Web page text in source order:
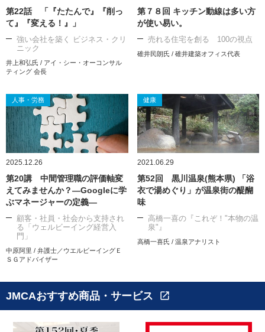
第22話 「『たたんで』『削っ
て』『変える！』」
強い会社を築く ビジネス・クリ
ニック
井上和弘氏 / アイ・シー・オーコンサル
ティング 会長
第７８回 キッチン動線は多い方
が使い易い。
売れる住宅を創る 100の視点
碓井民朗氏 / 碓井建築オフィス代表
人事・労務
2025.12.26
第20講 中間管理職の評価軸変
えてみませんか？―Googleに学
ぶマネージャーの定義―
顧客・社員・社会から支持され
る「ウェルビーイング経営入
門」
中原阿里 / 弁護士／ウエルビーイングＥ
ＳＧアドバイザー
健康
2021.06.29
第52回 黒川温泉(熊本県) 「浴
衣で湯めぐり」が温泉街の醍醐
味
高橋一喜の『これぞ！"本物の温
泉"』
高橋一喜氏 / 温泉アナリスト
JMCAおすすめ商品・サービス open_in_new